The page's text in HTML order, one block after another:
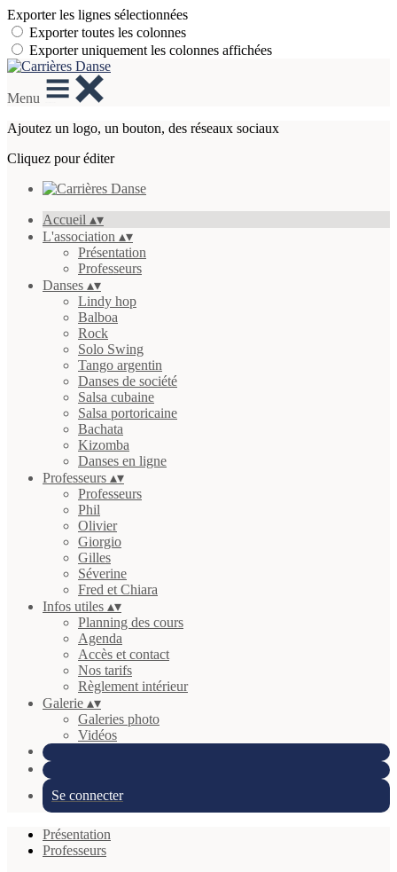
Exporter les lignes sélectionnées
Exporter toutes les colonnes
Exporter uniquement les colonnes affichées
Menu
Ajoutez un logo, un bouton, des réseaux sociaux
Cliquez pour éditer
Accueil ▴▾
L'association ▴▾
Présentation
Professeurs
Danses ▴▾
Lindy hop
Balboa
Rock
Solo Swing
Tango argentin
Danses de société
Salsa cubaine
Salsa portoricaine
Bachata
Kizomba
Danses en ligne
Professeurs ▴▾
Professeurs
Phil
Olivier
Giorgio
Gilles
Séverine
Fred et Chiara
Infos utiles ▴▾
Planning des cours
Agenda
Accès et contact
Nos tarifs
Règlement intérieur
Galerie ▴▾
Galeries photo
Vidéos
Se connecter
Présentation
Professeurs